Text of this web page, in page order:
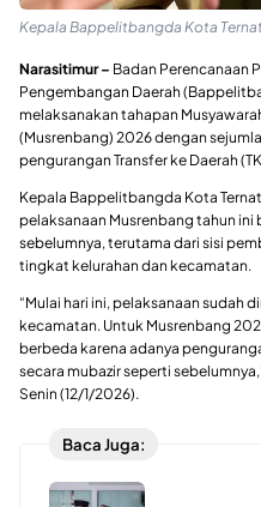
Kepala Bappelitbangda Kota
Narasitimur – Badan Perencanaan
Pengembangan Daerah
melaksanakan tahapan
(Musrenbang) 2026 dengan
pengurangan Transfer ke Daerah
Kepala Bappelitbangda Kota
pelaksanaan Musrenbang tahun
sebelumnya, terutama dari sisi
tingkat kelurahan dan kecamatan.
“Mulai hari ini, pelaksanaan sudah
kecamatan. Untuk Musrenbang
berbeda karena adanya
secara mubazir seperti
Senin (12/1/2026).
Baca Juga: